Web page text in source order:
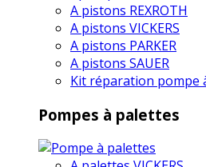
A pistons REXROTH
A pistons VICKERS
A pistons PARKER
A pistons SAUER
Kit réparation pompe
Pompes à palettes